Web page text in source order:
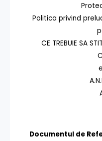
Politica privind
CE TREBUIE SA
Documentul de